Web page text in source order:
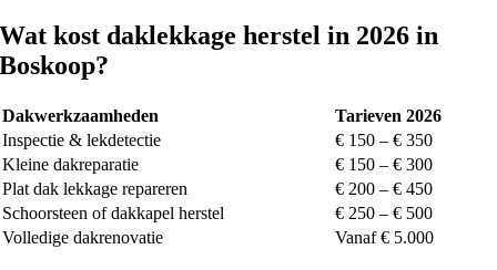
Wat kost daklekkage herstel in 2026 in
Boskoop?
Dakwerkzaamheden
Tarieven 2026
Inspectie & lekdetectie
€ 150 – € 350
Kleine dakreparatie
€ 150 – € 300
Plat dak lekkage repareren
€ 200 – € 450
Schoorsteen of dakkapel herstel
€ 250 – € 500
Volledige dakrenovatie
Vanaf € 5.000